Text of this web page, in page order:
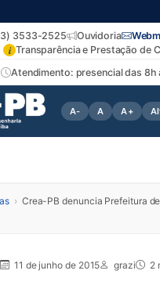
Atendimento: presencial das 8h
3533-2525 Ouvidoria
i Transparência e Prestação de
A- A A+
› Crea-PB denuncia Prefeitura
11 de junho de 2015 grazi 2